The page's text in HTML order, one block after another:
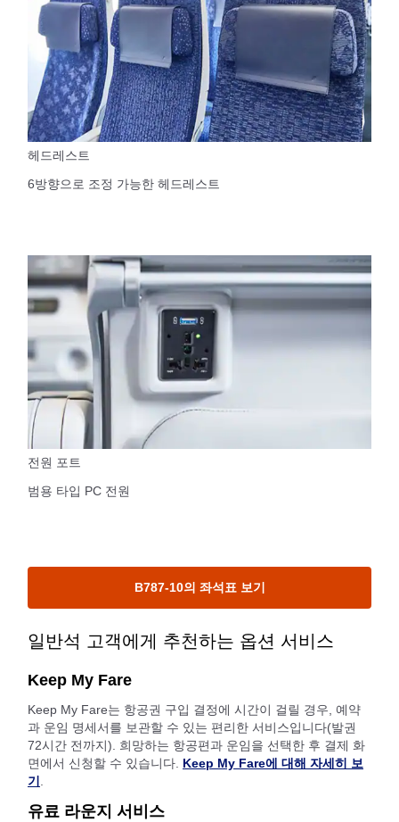
헤드레스트
6방향으로 조정 가능한 헤드레스트
전원 포트
범용 타입 PC 전원
B787-10의 좌석표 보기
일반석 고객에게 추천하는 옵션 서비스
Keep My Fare
Keep My Fare는 항공권 구입 결정에 시간이 걸릴 경우, 예약
과 운임 명세서를 보관할 수 있는 편리한 서비스입니다(발권
72시간 전까지). 희망하는 항공편과 운임을 선택한 후 결제 화
면에서 신청할 수 있습니다. Keep My Fare에 대해 자세히 보
기 .
유료 라운지 서비스